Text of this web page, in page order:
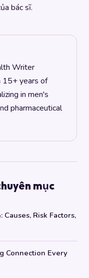
bác sĩ.
Writer
15+ years of
in men's
pharmaceutical
mục
Risk Factors,
Connection Every